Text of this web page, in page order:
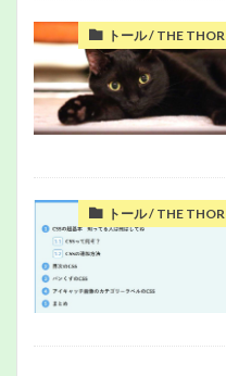
トール / THE THOR
トール / THE THOR